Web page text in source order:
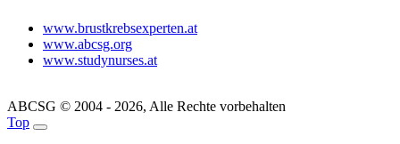
www.brustkrebsexperten.at
www.abcsg.org
www.studynurses.at
ABCSG © 2004 - 2026, Alle Rechte vorbehalten
Top